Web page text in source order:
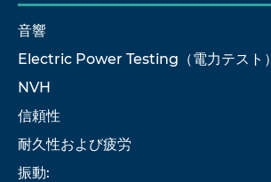
音響
Electric Power Testing（電力テスト）
NVH
信頼性
耐久性および疲労
振動: